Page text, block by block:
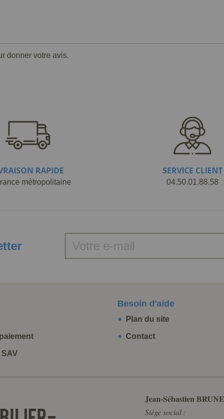
donner votre avis.
RAPIDE
métropolitaine
SERVICE CLIENT
04.50.01.88.58
Besoin d'aide
Plan du site
Contact
Jean-Sébastien
Siège social :